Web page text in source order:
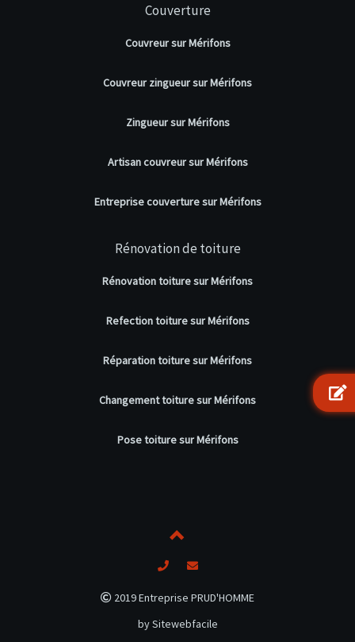
Couverture
Couvreur sur Mérifons
Couvreur zingueur sur Mérifons
Zingueur sur Mérifons
Artisan couvreur sur Mérifons
Entreprise couverture sur Mérifons
Rénovation de toiture
Rénovation toiture sur Mérifons
Refection toiture sur Mérifons
Réparation toiture sur Mérifons
Changement toiture sur Mérifons
Pose toiture sur Mérifons
2019 Entreprise PRUD'HOMME
by Sitewebfacile